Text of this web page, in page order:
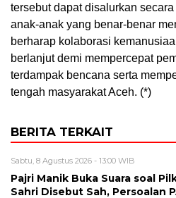
tersebut dapat disalurkan
anak-anak yang benar-benar
berharap kolaborasi
berlanjut demi mempercepat
terdampak bencana serta
tengah masyarakat Aceh. (*)
BERITA TERKAIT
Sabtu, 8 Agustus 2026 - 13:00 WIB
Pajri Manik Buka Suara soal
Sahri Disebut Sah, Persoalan